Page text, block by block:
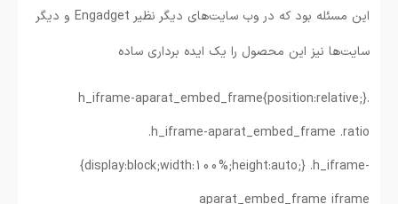
این مسئله بود که در وب سایت‌های دیگر نظیر Engadget و دیگر
سایت‌ها نیز این محصول را یک ایده برداری ساده
.h_iframe-aparat_embed_frame{position:relative;}
.h_iframe-aparat_embed_frame .ratio
{display:block;width:100%;height:auto;} .h_iframe-
aparat_embed_frame iframe